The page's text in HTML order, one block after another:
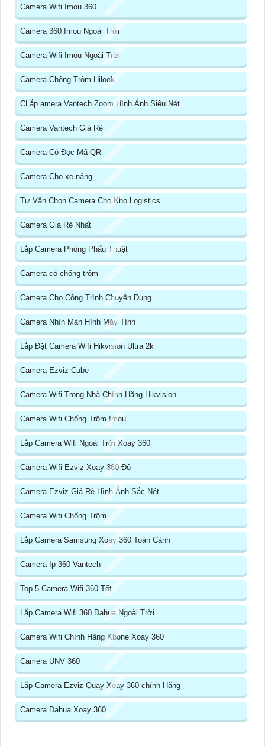
Camera Wifi Imou 360
Camera 360 Imou Ngoài Trời
Camera Wifi Imou Ngoài Trời
Camera Chống Trộm Hilook
CLắp amera Vantech Zoom Hình Ảnh Siêu Nét
Camera Vantech Giá Rẻ
Camera Có Đọc Mã QR
Camera Cho xe nâng
Tư Vấn Chọn Camera Cho Kho Logistics
Camera Giá Rẻ Nhất
Lắp Camera Phòng Phẩu Thuật
Camera có chống trộm
Camera Cho Công Trình Chuyên Dụng
Camera Nhìn Màn Hình Máy Tính
Lắp Đặt Camera Wifi Hikvision Ultra 2k
Camera Ezviz Cube
Camera Wifi Trong Nhà Chính Hãng Hikvision
Camera Wifi Chống Trộm Imou
Lắp Camera Wifi Ngoài Trời Xoay 360
Camera Wifi Ezviz Xoay 360 Độ
Camera Ezviz Giá Rẻ Hình Ảnh Sắc Nét
Camera Wifi Chống Trộm
Lắp Camera Samsung Xoay 360 Toàn Cảnh
Camera Ip 360 Vantech
Top 5 Camera Wifi 360 Tốt
Lắp Camera Wifi 360 Dahua Ngoài Trời
Camera Wifi Chính Hãng Kbone Xoay 360
Camera UNV 360
Lắp Camera Ezviz Quay Xoay 360 chính Hãng
Camera Dahua Xoay 360